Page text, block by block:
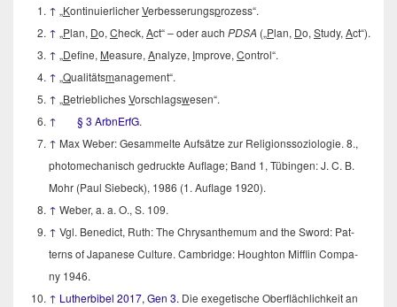
↑ „Konti­nu­ier­li­cherVerbes­se­rungsprozess“.
↑ „Plan, Do, Check, Act“ – oder auch PDSA („Plan, Do, Study, Act“).
↑ „Defi­ne, Measu­re, Analy­ze, Impro­ve, Control“.
↑ „Quali­tätsmanage­ment“.
↑ „Betrieb­li­chesVorschlagswesen“.
↑
§ 3 Arb­nErfG.
↑ Max Weber: Gesam­mel­te Auf­sät­ze zur Reli­gi­ons­so­zio­lo­gie. 8.,
pho­to­me­cha­nisch gedruck­te Auf­la­ge; Band 1, Tübin­gen: J. C. B.
Mohr (Paul Sie­beck), 1986 (1. Auf­la­ge 1920).
↑ Weber, a. a. O., S. 109.
↑ Vgl. Bene­dict, Ruth: The Chry­san­the­mum and the Sword: Pat­
terns of Japa­ne­se Cul­tu­re. Cam­bridge: Hough­ton Miff­lin Com­pa­
ny 1946.
↑ Luther­bi­bel 2017, Gen 3. Die exege­ti­sche Ober­fläch­lich­keit an